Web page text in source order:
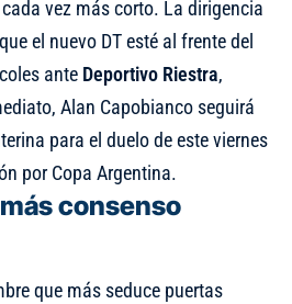
vez más corto. La dirigencia
el nuevo DT esté al frente del
ante Deportivo Riestra,
Alan Capobianco seguirá
para el duelo de este viernes
por Copa Argentina.
consenso
que más seduce puertas